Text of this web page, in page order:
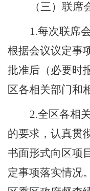
（三）联席
1.每次联席
根据会议议定事
批准后（必要时
区各相关部门和
2.全区各相
的要求，认真贯
书面形式向区项
定事项落实情况